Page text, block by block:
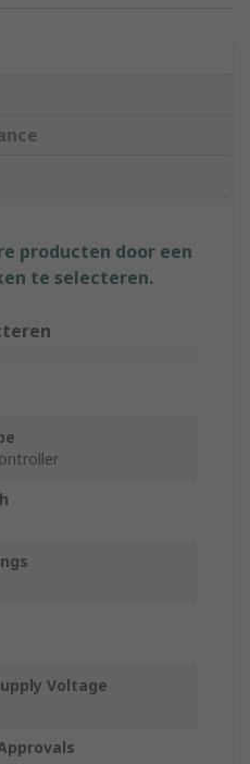
producten door een
te selecteren.
Voltage